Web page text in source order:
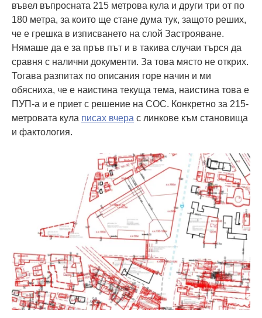
въвел въпросната 215 метрова кула и други три от по
180 метра, за които ще стане дума тук, защото реших,
че е грешка в изписването на слой Застрояване.
Нямаше да е за пръв път и в такива случаи търся да
сравня с налични документи. За това място не открих.
Тогава разпитах по описания горе начин и ми
обясниха, че е наистина текуща тема, наистина това е
ПУП-а и е приет с решение на СОС. Конкретно за 215-
метровата кула писах вчера с линкове към становища
и фактология.